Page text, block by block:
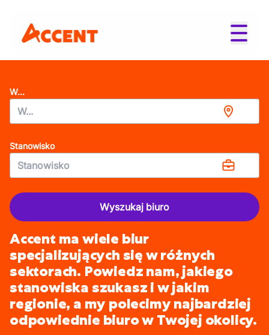
W...
Stanowisko
Wyszukaj biuro
Accent ma wiele biur
specjalizujących się w różnych
sektorach. Powiedz nam, jakiego
stanowiska szukasz i w jakim
regionie, a my polecimy najbardziej
odpowiednie biuro w Twojej okolicy.